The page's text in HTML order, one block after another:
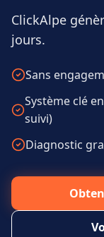
ClickAlpe
jours.
Sans
Système clé
suivi)
Diagnostic